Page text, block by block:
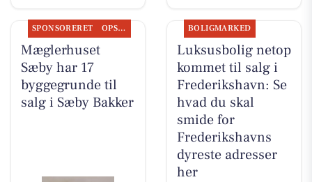
SPONSORERET OPSLAGSTAVLEN
Mæglerhuset
Sæby har 17
byggegrunde til
salg i Sæby Bakker
BOLIGMARKED
Luksusbolig netop
kommet til salg i
Frederikshavn: Se
hvad du skal
smide for
Frederikshavns
dyreste adresser
her